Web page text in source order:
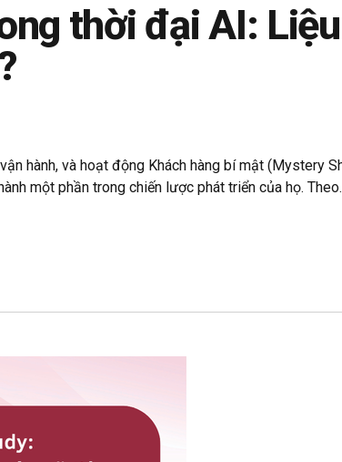
thời đại AI:
hành, và hoạt động Khách hàng bí mật
một phần trong chiến lược phát triển của họ.